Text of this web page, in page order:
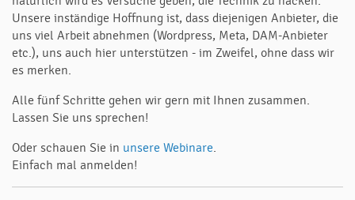
Unsere inständige Hoffnung ist, dass diejenigen Anbieter, die
uns viel Arbeit abnehmen (Wordpress, Meta, DAM-Anbieter
etc.), uns auch hier unterstützen - im Zweifel, ohne dass wir
es merken.
Alle fünf Schritte gehen wir gern mit Ihnen zusammen.
Lassen Sie uns sprechen!
Oder schauen Sie in unsere Webinare.
Einfach mal anmelden!